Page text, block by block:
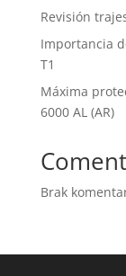
Revisión
Importancia
T1
Máxima
6000 AL (AR)
Brak